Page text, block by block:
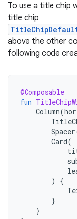
To use a title chip
title chip
above the other
following code
@Composable
fun
Column(
Spacer
Card(
)
{
}
}